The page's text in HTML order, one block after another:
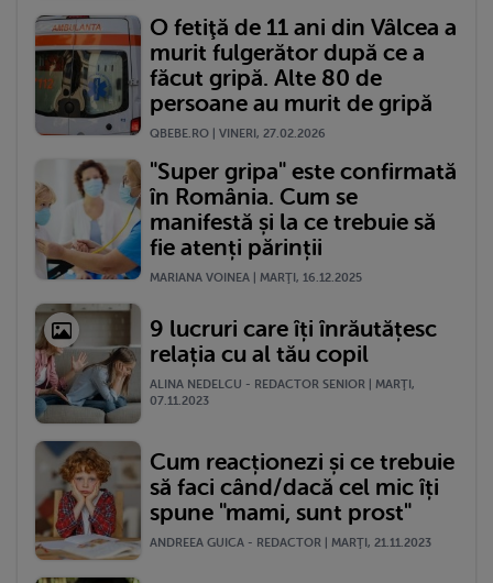
O fetiţă de 11 ani din Vâlcea a
murit fulgerător după ce a
făcut gripă. Alte 80 de
persoane au murit de gripă
QBEBE.RO | VINERI, 27.02.2026
"Super gripa" este confirmată
în România. Cum se
manifestă și la ce trebuie să
fie atenți părinții
MARIANA VOINEA | MARŢI, 16.12.2025
9 lucruri care îți înrăutățesc
relația cu al tău copil
ALINA NEDELCU - REDACTOR SENIOR | MARŢI,
07.11.2023
Cum reacționezi și ce trebuie
să faci când/dacă cel mic îți
spune "mami, sunt prost"
ANDREEA GUICA - REDACTOR | MARŢI, 21.11.2023